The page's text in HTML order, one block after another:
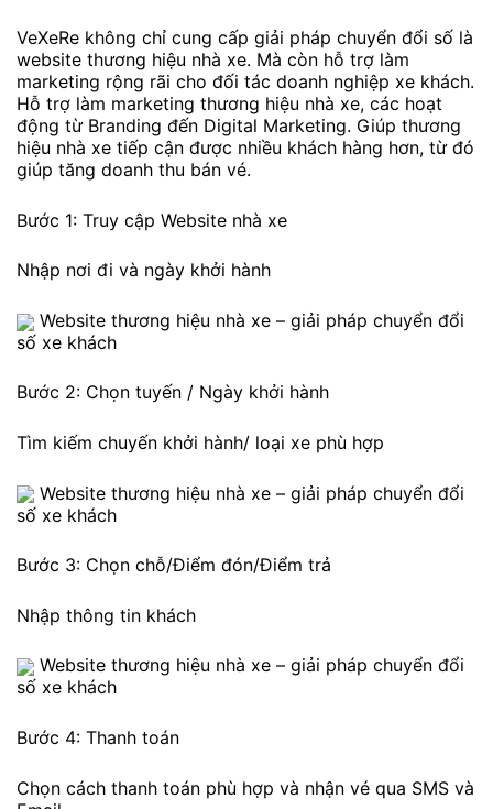
VeXeRe không chỉ cung cấp giải pháp chuyển đổi số là
website thương hiệu nhà xe. Mà còn hỗ trợ làm
marketing rộng rãi cho đối tác doanh nghiệp xe khách.
Hỗ trợ làm marketing thương hiệu nhà xe, các hoạt
động từ Branding đến Digital Marketing. Giúp thương
hiệu nhà xe tiếp cận được nhiều khách hàng hơn, từ đó
giúp tăng doanh thu bán vé.
Bước 1: Truy cập Website nhà xe
Nhập nơi đi và ngày khởi hành
Website thương hiệu nhà xe – giải pháp chuyển đổi
số xe khách
Bước 2: Chọn tuyến / Ngày khởi hành
Tìm kiếm chuyến khởi hành/ loại xe phù hợp
Website thương hiệu nhà xe – giải pháp chuyển đổi
số xe khách
Bước 3: Chọn chỗ/Điểm đón/Điểm trả
Nhập thông tin khách
Website thương hiệu nhà xe – giải pháp chuyển đổi
số xe khách
Bước 4: Thanh toán
Chọn cách thanh toán phù hợp và nhận vé qua SMS và